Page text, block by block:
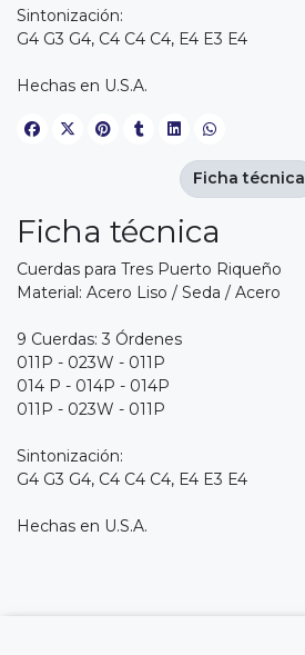
Sintonización:
G4 G3 G4, C4 C4 C4, E4 E3 E4
Hechas en U.S.A.
Ficha técnica
Cuerdas para Tres Puerto Riqueño
Material: Acero Liso / Seda / Acero
9 Cuerdas: 3 Órdenes
011P - 023W - 011P
014 P - 014P - 014P
011P - 023W - 011P
Sintonización:
G4 G3 G4, C4 C4 C4, E4 E3 E4
Hechas en U.S.A.
Ficha técnica